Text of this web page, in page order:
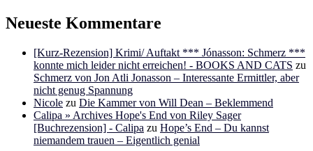
Neueste Kommentare
[Kurz-Rezension] Krimi/ Auftakt *** Jónasson: Schmerz ***
konnte mich leider nicht erreichen! - BOOKS AND CATS zu
Schmerz von Jon Atli Jonasson – Interessante Ermittler, aber
nicht genug Spannung
Nicole zu Die Kammer von Will Dean – Beklemmend
Calipa » Archives Hope's End von Riley Sager
[Buchrezension] - Calipa zu Hope’s End – Du kannst
niemandem trauen – Eigentlich genial